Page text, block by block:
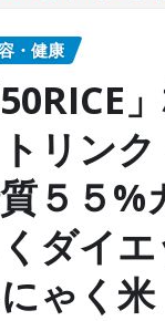
・健康
50RICE
リンク
５５%
ダイ
ゃく米